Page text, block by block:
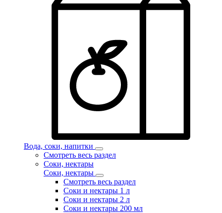
Вода, соки, напитки
Смотреть весь раздел
Соки, нектары
Соки, нектары
Смотреть весь раздел
Соки и нектары 1 л
Соки и нектары 2 л
Соки и нектары 200 мл